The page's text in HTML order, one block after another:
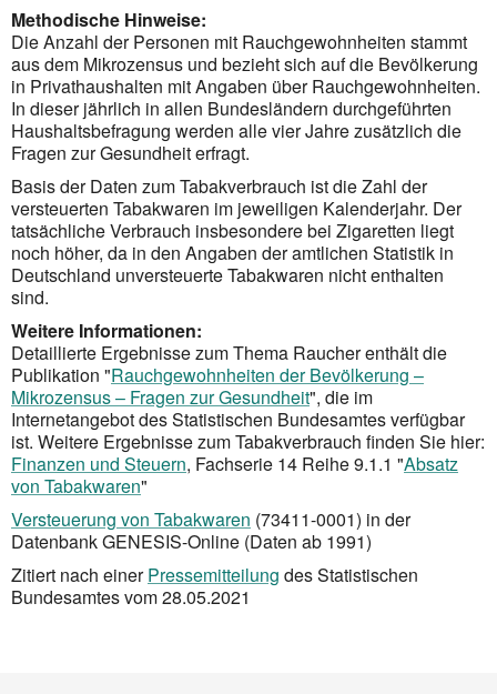
Methodische Hinweise:
Die Anzahl der Personen mit Rauchgewohnheiten stammt
aus dem Mikrozensus und bezieht sich auf die Bevölkerung
in Privathaushalten mit Angaben über Rauchgewohnheiten.
In dieser jährlich in allen Bundesländern durchgeführten
Haushaltsbefragung werden alle vier Jahre zusätzlich die
Fragen zur Gesundheit erfragt.
Basis der Daten zum Tabakverbrauch ist die Zahl der
versteuerten Tabakwaren im jeweiligen Kalenderjahr. Der
tatsächliche Verbrauch insbesondere bei Zigaretten liegt
noch höher, da in den Angaben der amtlichen Statistik in
Deutschland unversteuerte Tabakwaren nicht enthalten
sind.
Weitere Informationen:
Detaillierte Ergebnisse zum Thema Raucher enthält die
Publikation "Rauchgewohnheiten der Bevölkerung –
Mikrozensus – Fragen zur Gesundheit", die im
Internetangebot des Statistischen Bundesamtes verfügbar
ist. Weitere Ergebnisse zum Tabakverbrauch finden Sie hier:
Finanzen und Steuern, Fachserie 14 Reihe 9.1.1 "Absatz
von Tabakwaren"
Versteuerung von Tabakwaren (73411-0001) in der
Datenbank GENESIS-Online (Daten ab 1991)
Zitiert nach einerPressemitteilung des Statistischen
Bundesamtes vom 28.05.2021